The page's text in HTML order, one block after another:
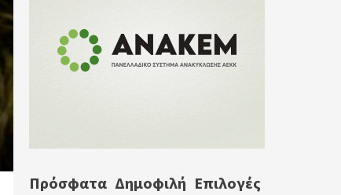
Πρόσφατα Δημοφιλή Επιλογές